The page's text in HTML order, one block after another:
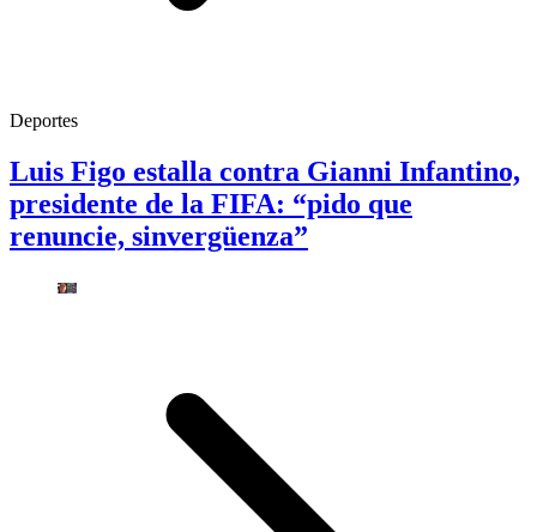
Deportes
Luis Figo estalla contra Gianni Infantino,
presidente de la FIFA: “pido que
renuncie, sinvergüenza”